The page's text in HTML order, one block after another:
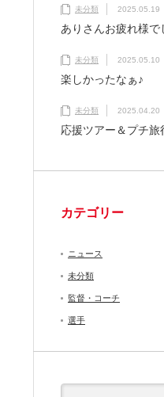
未分類 2025.05.19
ありさんお疲れ様で
未分類 2025.05.10
楽しかったなぁ♪
未分類 2025.04.20
応援ツアー＆プチ旅
カテゴリー
ニュース
未分類
監督・コーチ
選手